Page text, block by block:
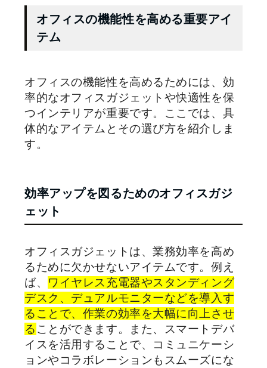
オフィスの機能性を高める重要アイ
テム
オフィスの機能性を高めるためには、効
率的なオフィスガジェットや快適性を保
つインテリアが重要です。ここでは、具
体的なアイテムとその選び方を紹介しま
す。
効率アップを図るためのオフィスガジ
ェット
オフィスガジェットは、業務効率を高め
るために欠かせないアイテムです。例え
ば、 ワイヤレス充電器やスタンディング
デスク、デュアルモニターなどを導入す
ることで、作業の効率を大幅に向上させ
る ことができます。また、スマートデバ
イスを活用することで、コミュニケーシ
ョンやコラボレーションもスムーズにな